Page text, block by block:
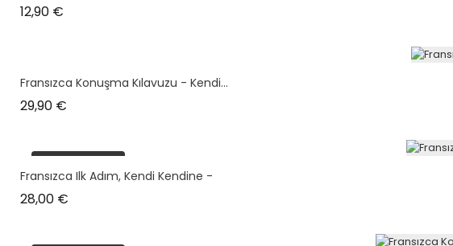
12,90 €
Fransızca Konuşma Kılavuzu - Kendi...
29,90 €
plus en stock
Fransızca Ilk Adım, Kendi Kendine -
28,00 €